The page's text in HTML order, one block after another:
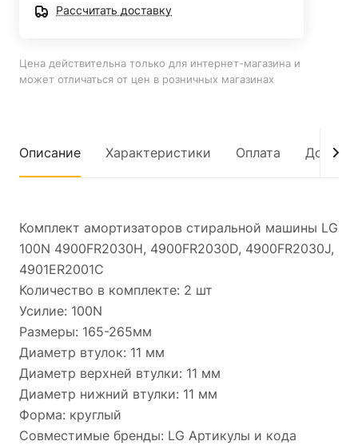
Рассчитать доставку
Цена действительна только для интернет-магазина и
может отличаться от цен в розничных магазинах
Описание Характеристики Оплата
Комплект амортизаторов стиральной машины LG
100N 4900FR2030H, 4900FR2030D, 4900FR2030J,
4901ER2001C
Количество в комплекте: 2 шт
Усилие: 100N
Размеры: 165-265мм
Диаметр втулок: 11 мм
Диаметр верхней втулки: 11 мм
Диаметр нижний втулки: 11 мм
Форма: круглый
Совместимые бренды: LG Артикулы и кода